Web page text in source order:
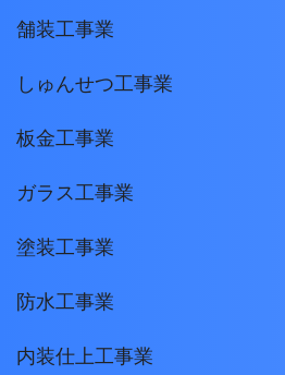
舗装工事業
しゅんせつ工事業
板金工事業
ガラス工事業
塗装工事業
防水工事業
内装仕上工事業